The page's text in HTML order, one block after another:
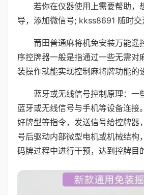
若你在仪器使用上需要帮助，
导，添加微信号; kkss8691 随时交
莆田普通麻将机免安装万能遥
序控牌器一般是指通过一些无需对
装操作就能实现控制麻将牌功能的
蓝牙或无线信号控制原理：一
蓝牙或无线信号与手机等设备连接
好牌型等指令，发送信号给控牌器
号后驱动内部微型电机或机械结构
码牌过程中进行干预，达到控牌目